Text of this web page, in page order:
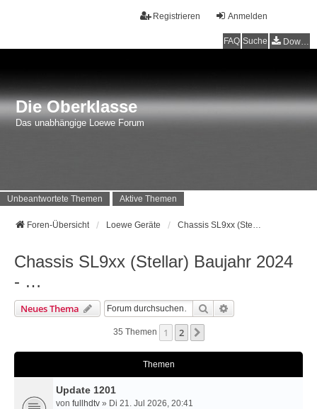
Anmelden
Registrieren
FAQ Suche Downloads
Die Oberklasse
Das unabhängige Loewe Forum
Unbeantwortete Themen Aktive Themen
Foren-Übersicht Loewe Geräte Chassis SL9xx (Stellar) Baujahr 2024 - …
Chassis SL9xx (Stellar) Baujahr 2024
- …
Neues Thema Suche
35 Themen 1 2
Themen
Update 1201
von fullhdtv » Di 21. Jul 2026, 20:41